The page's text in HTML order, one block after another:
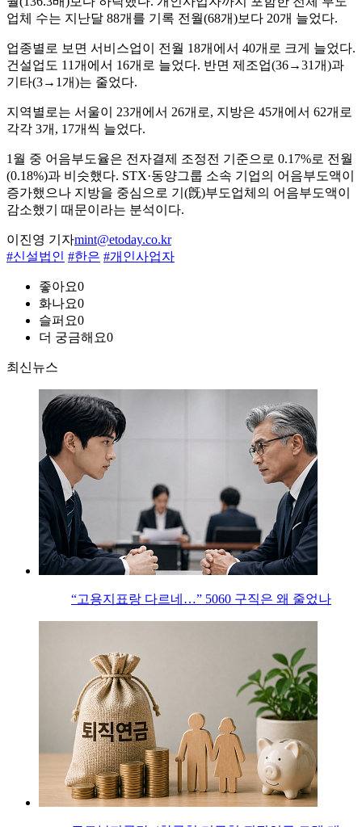
업체 수는 지난달 88개를 기록 전월(68개)보다 20개 늘었다.
업종별로 보면 서비스업이 전월 18개에서 40개로 크게 늘었다.
건설업도 11개에서 16개로 늘었다. 반면 제조업(36→31개)과
기타(3→1개)는 줄었다.
지역별로는 서울이 23개에서 26개로, 지방은 45개에서 62개로
각각 3개, 17개씩 늘었다.
1월 중 어음부도율은 전자결제 조정전 기준으로 0.17%로 전월
(0.18%)과 비슷했다. STX·동양그룹 소속 기업의 어음부도액이
증가했으나 지방을 중심으로 기(旣)부도업체의 어음부도액이
감소했기 때문이라는 분석이다.
이진영 기자mint@etoday.co.kr
#신설법인 #한은 #개인사업자
좋아요0
화나요0
슬퍼요0
더 궁금해요0
최신뉴스
“고용지표랑 다르네…” 5060 구직은 왜 줄었나